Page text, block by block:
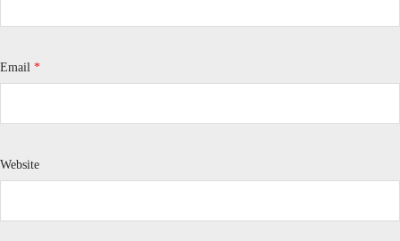
Email *
Website